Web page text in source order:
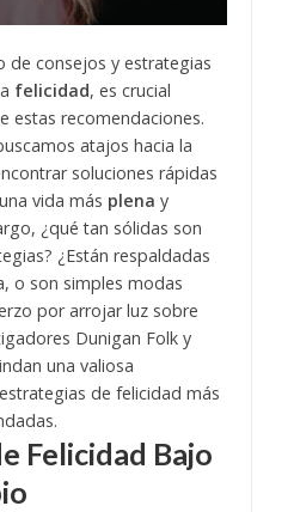
de consejos y estrategias
felicidad, es crucial
estas recomendaciones.
atajos hacia la
soluciones rápidas
vida más plena y
¿qué tan sólidas son
¿Están respaldadas
o son simples modas
por arrojar luz sobre
Dunigan Folk y
una valiosa
de felicidad más
Felicidad Bajo